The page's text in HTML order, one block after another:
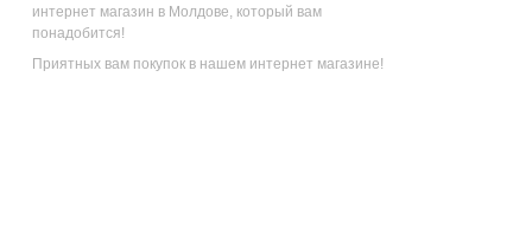
интернет магазин в Молдове, который вам
понадобится!
Приятных вам покупок в нашем интернет магазине!